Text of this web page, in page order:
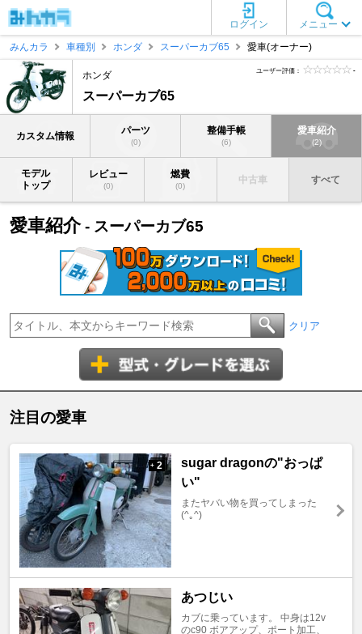
メニュー
ログイン
みんカラ
車種別 ホンダ スーパーカブ65 愛車(オーナー)
ホンダ
スーパーカブ65
ユーザー評価： -
カスタム情報 パーツ
(0)
整備手帳
(6)
愛車紹介
(2)
モデル
トップ
レビュー
(0)
燃費
(0)
中古車 すべて
愛車紹介- スーパーカブ65
クリア
注目の愛車
+ 2
sugar dragonの"おっぱ
い"
またヤバい物を買ってしまった
(^｡^)
あつじい
カブに乗っています。 中身は12v
のc90 ボアアップ、ポート加工、